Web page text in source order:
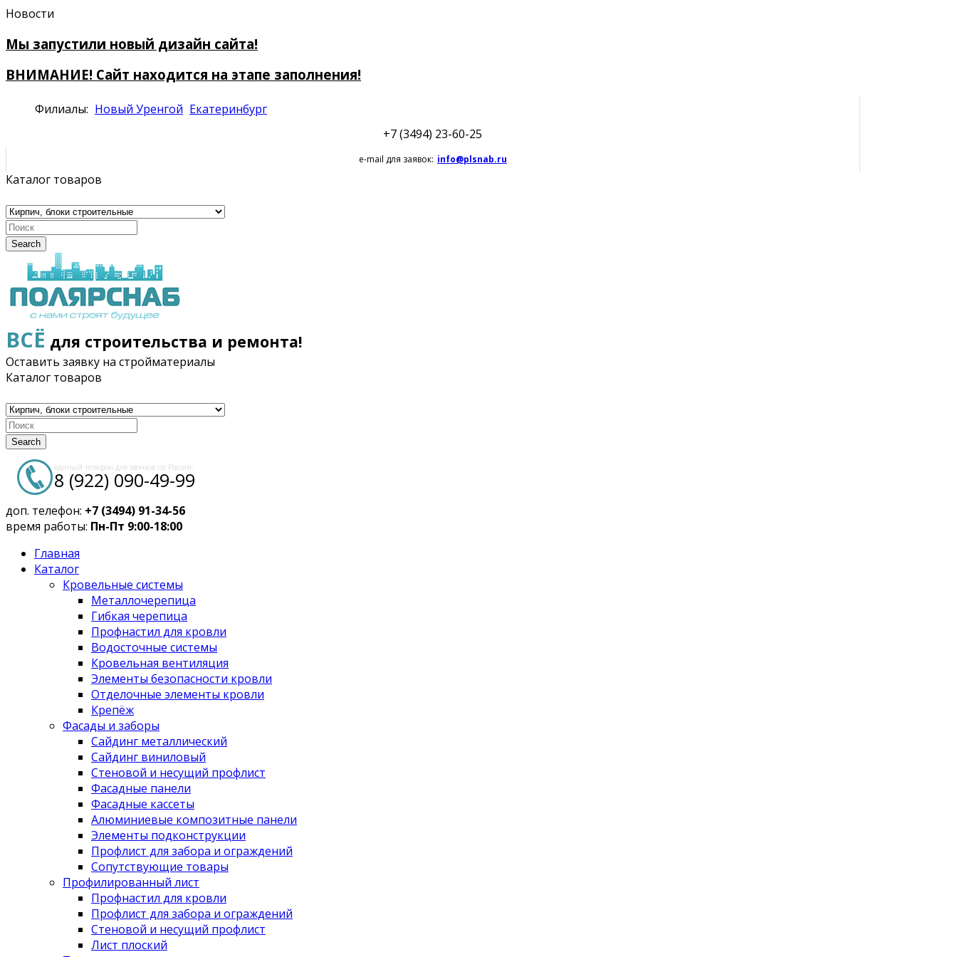
Новости
Мы запустили новый дизайн сайта!
ВНИМАНИЕ! Сайт находится на этапе заполнения!
Филиалы: Новый Уренгой Екатеринбург
+7 (3494) 23-60-25
e-mail для заявок: info@plsnab.ru
Каталог товаров
Search
ВСЁ для строительства и ремонта!
Оставить заявку на стройматериалы
Каталог товаров
Search
единый телефон для звонков по России:
8 (922) 090-49-99
доп. телефон: +7 (3494) 91-34-56
время работы: Пн-Пт 9:00-18:00
Главная
Каталог
Кровельные системы
Металлочерепица
Гибкая черепица
Профнастил для кровли
Водосточные системы
Кровельная вентиляция
Элементы безопасности кровли
Отделочные элементы кровли
Крепёж
Фасады и заборы
Сайдинг металлический
Сайдинг виниловый
Стеновой и несущий профлист
Фасадные панели
Фасадные кассеты
Алюминиевые композитные панели
Элементы подконструкции
Профлист для забора и ограждений
Сопутствующие товары
Профилированный лист
Профнастил для кровли
Профлист для забора и ограждений
Стеновой и несущий профлист
Лист плоский